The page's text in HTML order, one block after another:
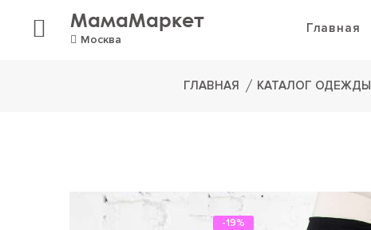
МамаМаркет
Москва
Главная
ГЛАВНАЯ КАТАЛОГ ОДЕЖДЫ
-19%